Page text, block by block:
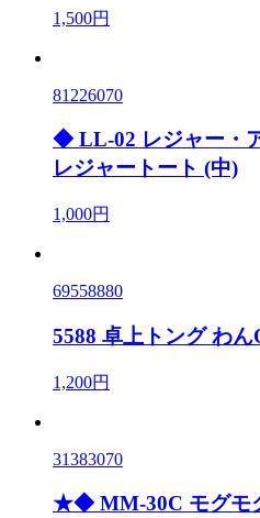
1,500円
81226070
◆ LL-02 レジャー・
レジャートート (中)
1,000円
69558880
5588 卓上トング わ
1,200円
31383070
★◆ MM-30C モグモ